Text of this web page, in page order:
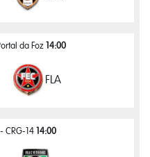
da Foz14:00
FLA
CRG-14 14:00